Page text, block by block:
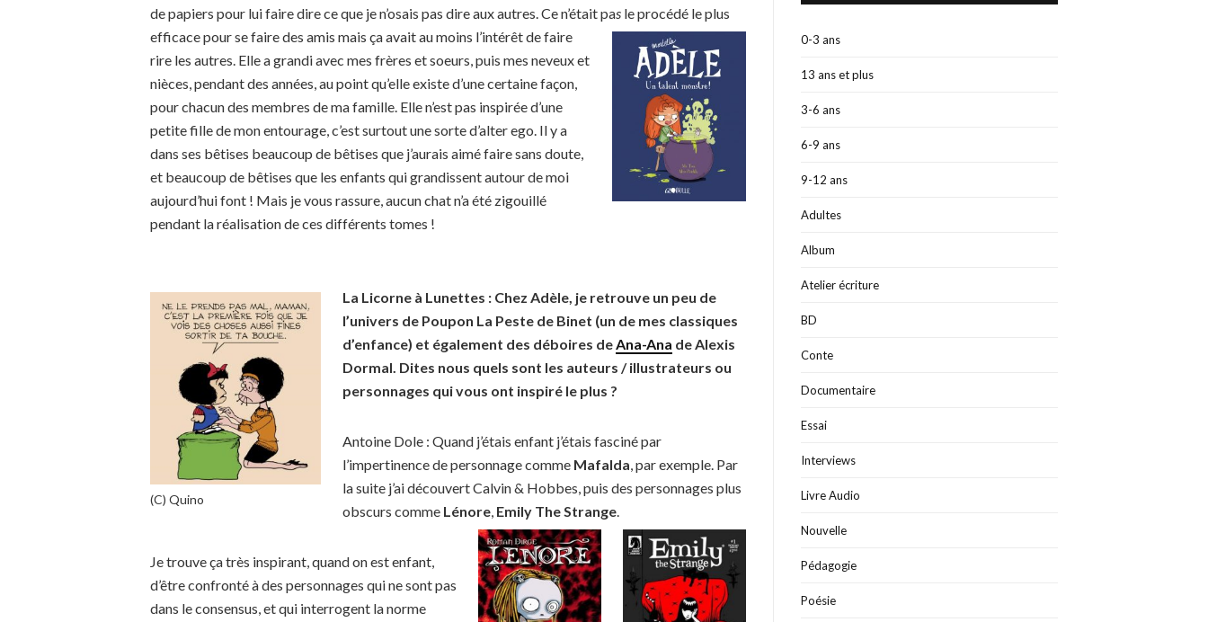
de papiers pour lui faire dire ce que je n’osais pas dire aux autres. Ce n’étaitpas le procédé le plus
efficace pour se faire des amis mais ça avait au moins l’intérêt de faire
rire les autres. Elle a grandi avec mes frères et soeurs, puis mes neveux et
nièces, pendant des années, au point qu’elle existe d’une certaine façon,
pour chacun des membres de ma famille. Elle n’est pas inspirée d’une
petite fille de mon entourage, c’est surtout une sorte d’alter ego. Il y a
dans ses bêtises beaucoup de bêtises que j’aurais aimé faire sans doute,
et beaucoup de bêtises que les enfants qui grandissent autour de moi
aujourd’hui font ! Mais je vous rassure, aucun chat n’a été zigouillé
pendant la réalisation de ces différents tomes !
(C) Quino
La Licorne à Lunettes : Chez Adèle, je retrouve un peu de
l’univers de Poupon La Peste de Binet (un de mes classiques
d’enfance) et également des déboires deAna-Ana de Alexis
Dormal. Dites nous quels sont les auteurs / illustrateurs ou
personnages qui vous ont inspiré le plus ?
Antoine Dole : Quand j’étais enfant j’étais fasciné par
l’impertinence de personnage comme Mafalda, par exemple. Par
la suite j’ai découvert Calvin & Hobbes, puis des personnages plus
obscurs comme Lénore, Emily The Strange.
Je trouve ça très inspirant, quand on est enfant,
d’être confronté à des personnages qui ne sont pas
dans le consensus, et qui interrogent la norme
0-3 ans
13 ans et plus
3-6 ans
6-9 ans
9-12 ans
Adultes
Album
Atelier écriture
BD
Conte
Documentaire
Essai
Interviews
Livre Audio
Nouvelle
Pédagogie
Poésie